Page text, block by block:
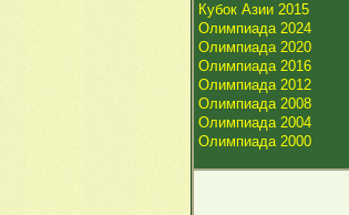
Кубок Азии 2015
Олимпиада 2024
Олимпиада 2020
Олимпиада 2016
Олимпиада 2012
Олимпиада 2008
Олимпиада 2004
Олимпиада 2000